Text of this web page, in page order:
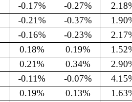
-0.17% -0.27%
-0.21% -0.37%
-0.16% -0.23%
0.18% 0.19%
0.21% 0.34%
-0.11% -0.07%
0.19% 0.13%